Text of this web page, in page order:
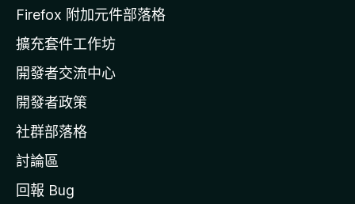
l
a
官
網
Firefox 附加元件部落格
擴充套件工作坊
開發者交流中心
開發者政策
社群部落格
討論區
回報 Bug